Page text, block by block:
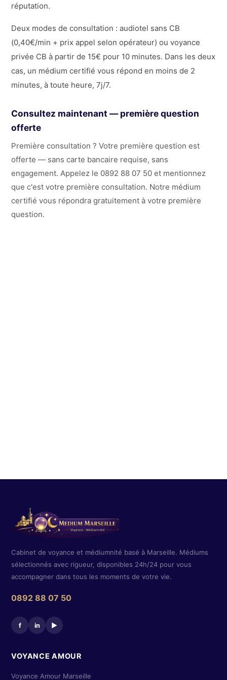
réputation.
Deux modes de consultation : audiotel sans CB
(0,40€/min + prix appel selon opérateur) ou voyance
privée CB à partir de 15€ pour 10 minutes. Dans les deux
cas, un médium certifié vous répond en moins de 2
minutes, à toute heure, 7j/7.
Consultez maintenant — première question
offerte
Première consultation ? Votre première question est
offerte — sans carte bancaire requise, sans
engagement. Appelez le 0892 88 07 50 et mentionnez
que c'est votre première consultation. Notre médium
certifié vous répondra gratuitement à votre première
question.
Cabinet de voyance et médiumnité basé à Marseille. Médiums
sélectionnés avec rigueur, disponibles 24h/24 pour vous
accompagner dans tous les moments de votre vie.
0892 88 07 50
f in ▶
VOYANCE AMOUR
Voyance Amour Marseille